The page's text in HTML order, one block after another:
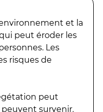
et la
peut éroder les
Les
risques de
peut
survenir.